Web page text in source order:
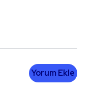
Yorum Ekle